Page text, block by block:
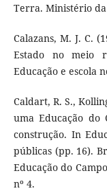
Terra. Ministério
Calazans, M. J. C.
Estado no meio
Educação e escola
Caldart, R. S.,
uma Educação do
construção. In
públicas (pp. 16).
Educação do
nº 4.